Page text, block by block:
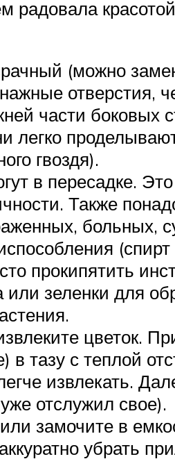
радовала
(можно
отверстия,
части боковых
легко
гвоздя).
в пересадке.
Также
больных,
прокипятить
зеленки для
цветок.
тазу с теплой
извлекать.
отслужил свое).
замочите в
убрать